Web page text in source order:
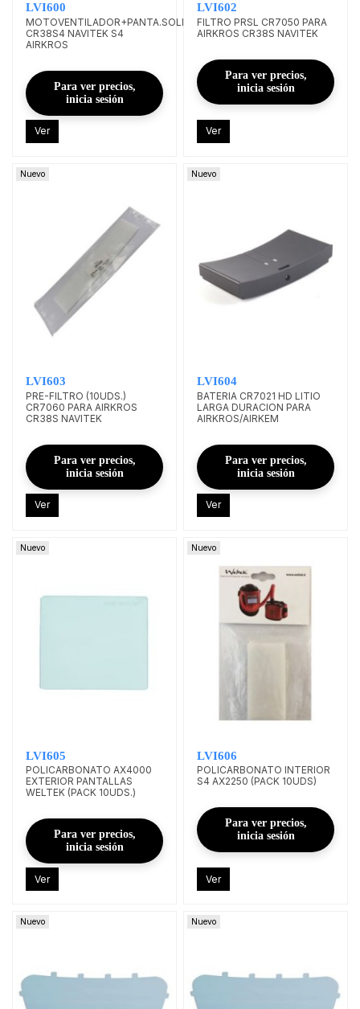
LVI600
MOTOVENTILADOR+PANTA.SOLDAR
CR38S4 NAVITEK S4
AIRKROS
Para ver precios,
inicia sesión
Ver
LVI602
FILTRO PRSL CR7050 PARA
AIRKROS CR38S NAVITEK
Para ver precios,
inicia sesión
Ver
Nuevo
LVI603
PRE-FILTRO (10UDS.)
CR7060 PARA AIRKROS
CR38S NAVITEK
Para ver precios,
inicia sesión
Ver
Nuevo
LVI604
BATERIA CR7021 HD LITIO
LARGA DURACION PARA
AIRKROS/AIRKEM
Para ver precios,
inicia sesión
Ver
Nuevo
LVI605
POLICARBONATO AX4000
EXTERIOR PANTALLAS
WELTEK (PACK 10UDS.)
Para ver precios,
inicia sesión
Ver
Nuevo
LVI606
POLICARBONATO INTERIOR
S4 AX2250 (PACK 10UDS)
Para ver precios,
inicia sesión
Ver
Nuevo Nuevo